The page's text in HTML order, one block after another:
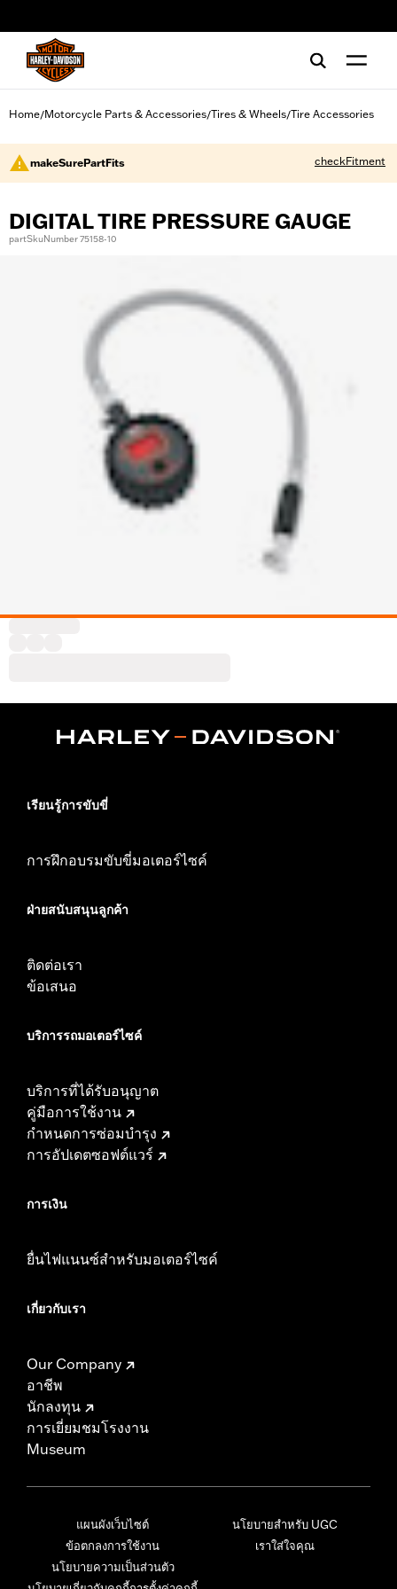
Home/Motorcycle Parts & Accessories/Tires & Wheels/Tire Accessories
makeSurePartFits checkFitment
DIGITAL TIRE PRESSURE GAUGE
partSkuNumber 75158-10
เรียนรู้การขับขี่
การฝึกอบรมขับขี่มอเตอร์ไซค์
ฝ่ายสนับสนุนลูกค้า
ติดต่อเรา
ข้อเสนอ
บริการรถมอเตอร์ไซค์​
บริการที่ได้รับอนุญาต
คู่มือการใช้งาน
กำหนดการซ่อมบำรุง
การอัปเดตซอฟต์แวร์
การเงิน
ยื่นไฟแนนซ์สำหรับมอเตอร์ไซค์
เกี่ยวกับเรา
Our Company
อาชีพ
นักลงทุน
การเยี่ยมชมโรงงาน
Museum
แผนผังเว็บไซต์
ข้อตกลงการใช้งาน
นโยบายความเป็นส่วนตัว
นโยบายสำหรับ UGC
เราใส่ใจคุณ